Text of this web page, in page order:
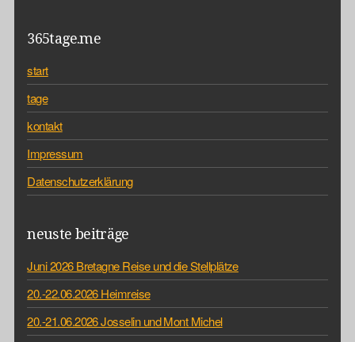
365tage.me
start
tage
kontakt
Impressum
Datenschutzerklärung
neuste beiträge
Juni 2026 Bretagne Reise und die Stellplätze
20.-22.06.2026 Heimreise
20.-21.06.2026 Josselin und Mont Michel